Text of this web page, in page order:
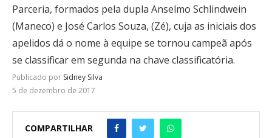
Parceria, formados pela dupla Anselmo Schlindwein
(Maneco) e José Carlos Souza, (Zé), cuja as iniciais dos
apelidos dá o nome à equipe se tornou campeã após
se classificar em segunda na chave classificatória.
Publicado por Sidney Silva
5 de dezembro de 2017
COMPARTILHAR